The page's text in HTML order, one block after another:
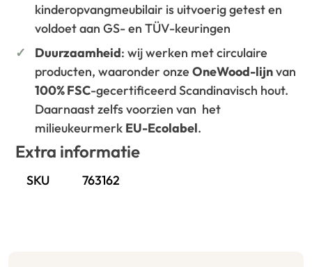
kinderopvangmeubilair is uitvoerig getest en
voldoet aan GS- en TÜV-keuringen
Duurzaamheid: wij werken met circulaire
producten, waaronder onzeOneWood-lijnvan
100% FSC-gecertificeerd Scandinavisch hout.
Daarnaast zelfs voorzien van het
milieukeurmerk EU-Ecolabel.
Extra informatie
SKU 763162